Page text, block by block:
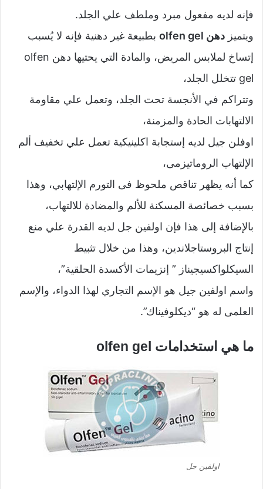
فإنه لديه مفعول مبرد وملطف علي الجلد.
ويتميز دهن olfen gel
بطبيعة غير دهنية فإنه لا يُسبب
إتساخ لملابس المريض، والمادة التي يحتيها دهن olfen
gel تتخلل الجلد،
وتتراكم في الأنجسة تحت الجلد، وتعمل علي مقاومة
الالتهابات الحادة والمزمنة،
اوفلن جيل لديه إستجابة اكلينيكية تعمل علي تخفيف ألم
الإلتهاب الروماتيزمى،
كما أنه يظهر تناقص ملحوظ فى التورم الإلتهابي، وهذا
بسبب خصائصة المسكنة للألم والمضادة للالتهاب،
بالإضافة إلى هذا فإن اولفين جل لديه القدرة علي منع
إنتاج البروستاجلاندين، وهذا من خلال تثبيط
السيكلواكسيجيناز ” إنزيمات الأكسدة الحلقية”،
واسم اولفين جيل هو الإسم التجاري لهذا الدواء، والإسم
العلمى له هو “ديكلوفيناك”.
ما هي استخدامات olfen gel
اولفين جل